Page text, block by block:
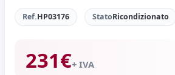
Ref.HP03176 StatoRicondizionato
231€+ IVA